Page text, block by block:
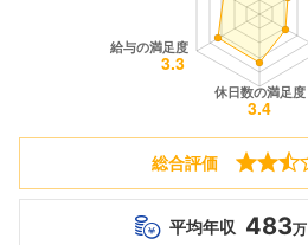
総合評価
平均年収 483